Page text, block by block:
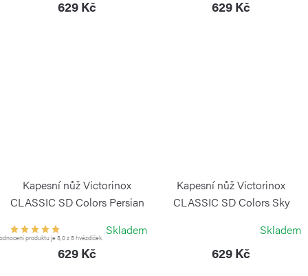
629 Kč 629 Kč
Kapesní nůž Victorinox
CLASSIC SD Colors Persian
VICTORINOX
produktu je 5,0 z 5 hvězdiček.
Skladem
629 Kč
Kapesní nůž Victorinox
CLASSIC SD Colors Sky
Skladem
629 Kč